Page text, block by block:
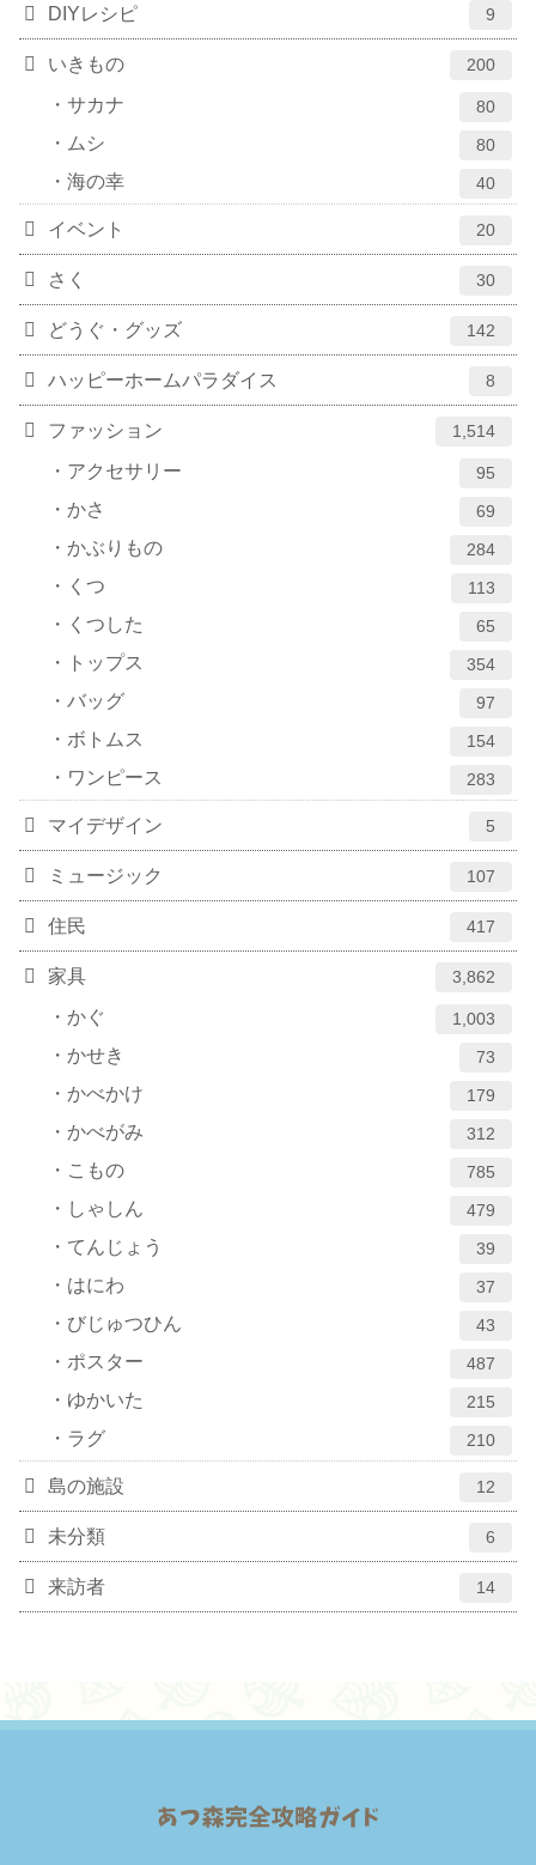
DIYレシピ 9
いきもの 200
サカナ 80
ムシ 80
海の幸 40
イベント 20
さく 30
どうぐ・グッズ 142
ハッピーホームパラダイス 8
ファッション 1,514
アクセサリー 95
かさ 69
かぶりもの 284
くつ 113
くつした 65
トップス 354
バッグ 97
ボトムス 154
ワンピース 283
マイデザイン 5
ミュージック 107
住民 417
家具 3,862
かぐ 1,003
かせき 73
かべかけ 179
かべがみ 312
こもの 785
しゃしん 479
てんじょう 39
はにわ 37
びじゅつひん 43
ポスター 487
ゆかいた 215
ラグ 210
島の施設 12
未分類 6
来訪者 14